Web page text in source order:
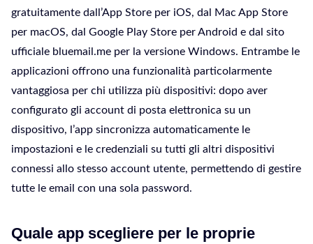
gratuitamente dall’App Store per iOS, dal Mac App Store
per macOS, dal Google Play Store per Android e dal sito
ufficiale bluemail.me per la versione Windows. Entrambe le
applicazioni offrono una funzionalità particolarmente
vantaggiosa per chi utilizza più dispositivi: dopo aver
configurato gli account di posta elettronica su un
dispositivo, l’app sincronizza automaticamente le
impostazioni e le credenziali su tutti gli altri dispositivi
connessi allo stesso account utente, permettendo di gestire
tutte le email con una sola password.
Quale app scegliere per le proprie